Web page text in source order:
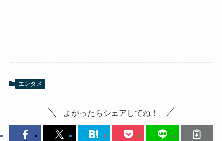
エンタメ
よかったらシェアしてね！